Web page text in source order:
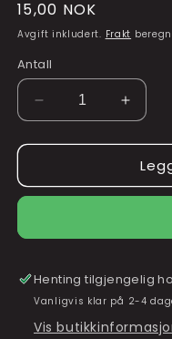
Vanlig
pris
15,00 NOK
Avgift inkludert. Frakt
Antall
antallet
for
-
Øk
antallet
for
-
Henting tilgjengelig
Vanligvis klar på 2-4
Vis